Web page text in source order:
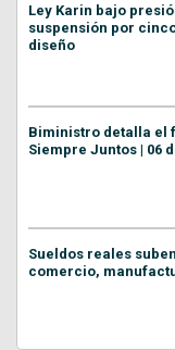
Ley Karin bajo
suspensión por
diseño
Biministro detalla el
Siempre Juntos | 06
Sueldos reales
comercio,